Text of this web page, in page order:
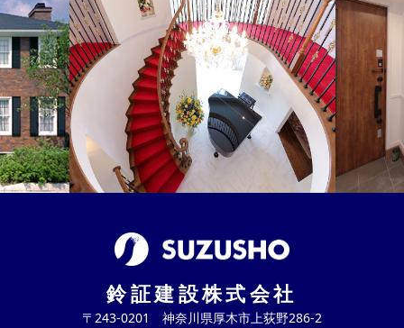
鈴証建設株式会社
〒243-0201 神奈川県厚木市上荻野286-2